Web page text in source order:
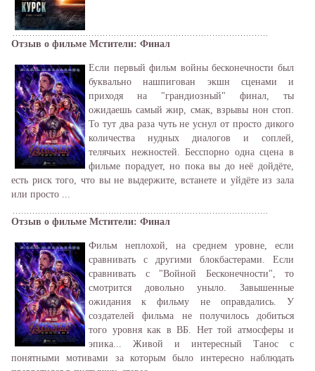
Отзыв о фильме Мстители: Финал
Если первый фильм войны бесконечности был
буквально нашпигован экшн сценами и
приходя на "грандиозный" финал, ты
ожидаешь самый жир, смак, взрывы нон стоп.
То тут два раза чуть не уснул от просто дикого
количества нудных диалогов и соплей,
телячьих нежностей. Бесспорно одна сцена в
фильме порадует, но пока вы до неё дойдёте,
есть риск того, что вы не выдержите, встанете и уйдёте из зала
или просто ...
Отзыв о фильме Мстители: Финал
Фильм неплохой, на среднем уровне, если
сравнивать с другими блокбастерами. Если
сравнивать с "Войной Бесконечности", то
смотрится довольно уныло. Завышенные
ожидания к фильму не оправдались. У
создателей фильма не получилось добиться
того уровня как в ВБ. Нет той атмосферы и
эпика... Живой и интересный Танос с
понятными мотивами за которым было интересно наблюдать